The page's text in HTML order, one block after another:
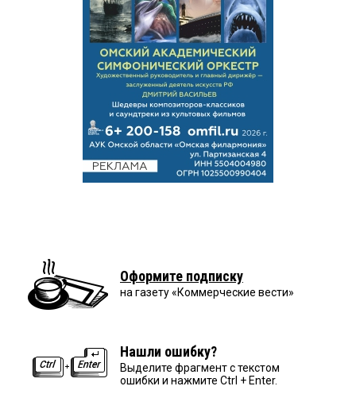
Оформите подписку
на газету «Коммерческие вести»
Нашли ошибку?
Выделите фрагмент с текстом
ошибки и нажмите Ctrl + Enter.